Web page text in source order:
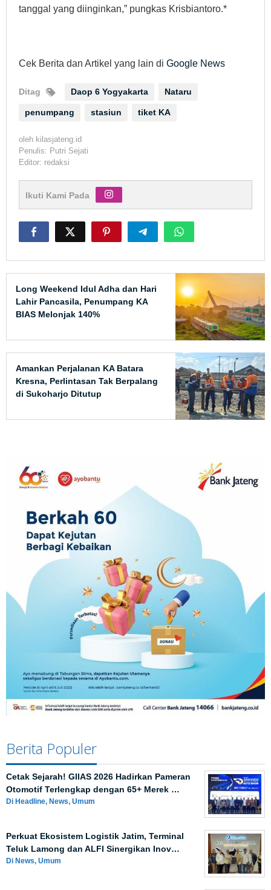
tanggal yang diinginkan,” pungkas Krisbiantoro.*
Cek Berita dan Artikel yang lain di Google News
Ditag Daop 6 Yogyakarta Nataru
penumpang stasiun tiket KA
oleh kilasjateng.id
Penulis: Putri Sejati
Editor: redaksi
Ikuti Kami Pada
Long Weekend Idul Adha dan Hari
Lahir Pancasila, Penumpang KA
BIAS Melonjak 140%
Amankan Perjalanan KA Batara
Kresna, Perlintasan Tak Berpalang
di Sukoharjo Ditutup
Berita Populer
Cetak Sejarah! GIIAS 2026 Hadirkan Pameran
Otomotif Terlengkap dengan 65+ Merek …
Di Headline, News, Umum
Perkuat Ekosistem Logistik Jatim, Terminal
Teluk Lamong dan ALFI Sinergikan Inov…
Di News, Umum